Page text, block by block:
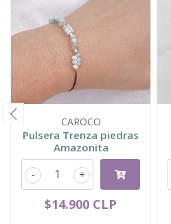
CAROCO
Pulsera Trenza piedras
Amazonita
+
-
$14.900 CLP